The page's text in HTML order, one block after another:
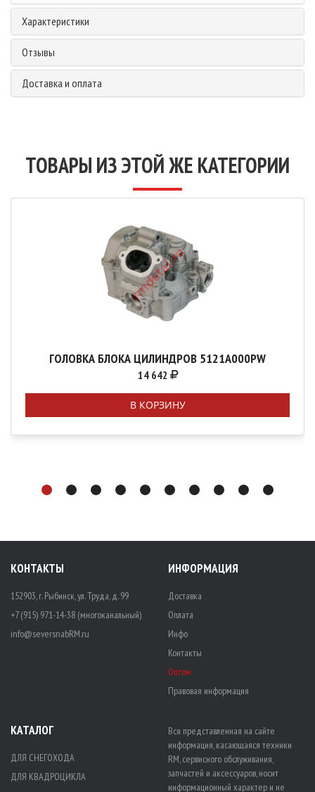
Характеристики
Отзывы
Доставка и оплата
ТОВАРЫ ИЗ ЭТОЙ ЖЕ КАТЕГОРИИ
ГОЛОВКА БЛОКА ЦИЛИНДРОВ 5121A000PW
14 642
В КОРЗИНУ
КОНТАКТЫ
152903, г. Рыбинск, ул. Труда, д. 99
+7 (915) 971-14-38 (многоканальный)
info@seversnabRM.ru
ИНФОРМАЦИЯ
Доставка
Оплата
Инфо
Контакты
Оптом
Правовая информация
КАТАЛОГ
ДЛЯ СНЕГОХОДА
ДЛЯ КВАДРОЦИКЛА
Вся представленная на сайте
информация, касающаяся техники
RM, сервисного обслуживания,
запчастей и аксессуаров, носит
информационный характер и не